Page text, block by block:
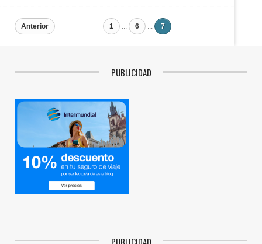
Anterior 1 ... 6 ... 7
PUBLICIDAD
PUBLICIDAD